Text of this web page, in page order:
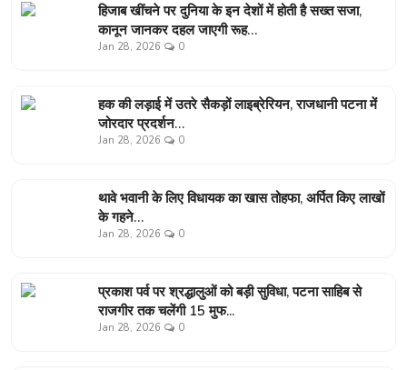
हिजाब खींचने पर दुनिया के इन देशों में होती है सख्त सजा,
कानून जानकर दहल जाएगी रूह…
Jan 28, 2026 0
हक की लड़ाई में उतरे सैकड़ों लाइब्रेरियन, राजधानी पटना में
जोरदार प्रदर्शन…
Jan 28, 2026 0
थावे भवानी के लिए विधायक का खास तोहफा, अर्पित किए लाखों
के गहने…
Jan 28, 2026 0
प्रकाश पर्व पर श्रद्धालुओं को बड़ी सुविधा, पटना साहिब से
राजगीर तक चलेंगी 15 मुफ...
Jan 28, 2026 0